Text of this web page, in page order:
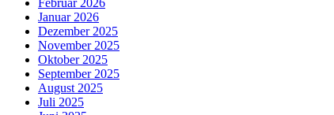
Januar 2026
Dezember 2025
November 2025
Oktober 2025
September 2025
August 2025
Juli 2025